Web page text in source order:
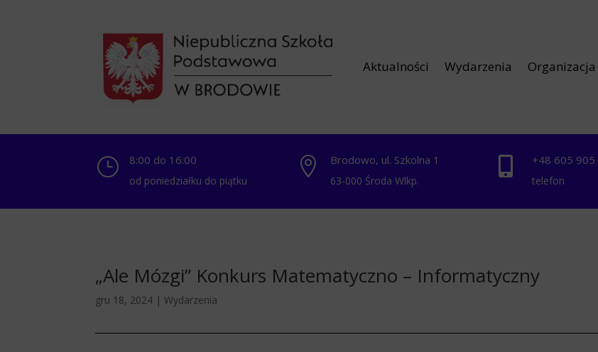
Aktualności Wydarzenia Organizacja
} 8:00 do 16:00
od poniedziałku do piątku
 Brodowo, ul. Szkolna 1
63-000 Środa Wlkp.
 +48 ‭605 905
telefon
„Ale Mózgi” Konkurs Matematyczno – Informatyczny
gru 18, 2024 |Wydarzenia